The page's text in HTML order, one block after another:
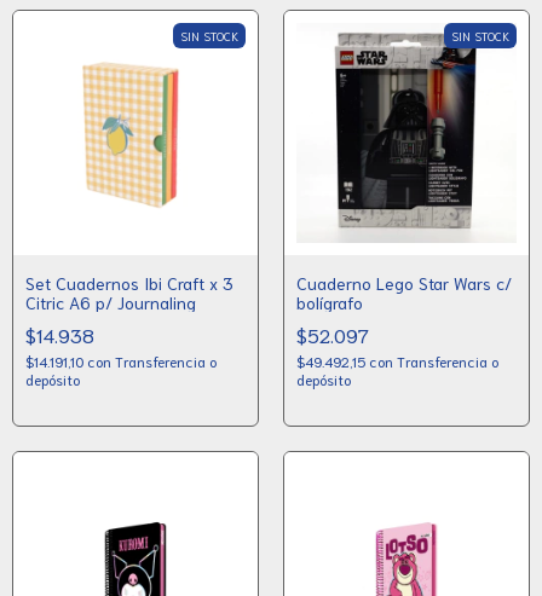
SIN STOCK
Set Cuadernos Ibi Craft x 3
Citric A6 p/ Journaling
$14.938
$14.191,10 con Transferencia o
depósito
SIN STOCK
Cuaderno Lego Star Wars c/
bolígrafo
$52.097
$49.492,15 con Transferencia o
depósito